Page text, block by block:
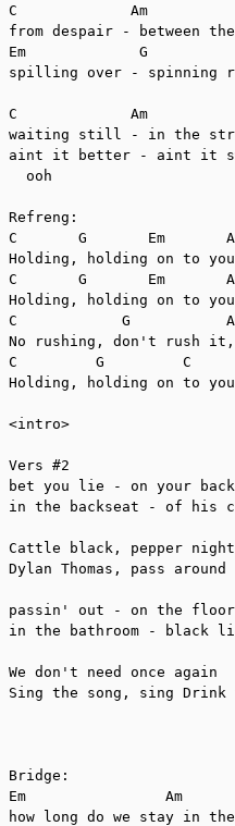
C             Am
from despair - between
Em             G
spilling over - spinning
C             Am
waiting still - in the
aint it better - aint it
  ooh
Refreng:
C       G       Em
Holding, holding on to
C       G       Em
Holding, holding on to
C            G
No rushing, don't rush it,
C         G         C
Holding, holding on to you
<intro>
Vers #2
bet you lie - on your back
in the backseat - of his
Cattle black, pepper night
Dylan Thomas, pass around
passin' out - on the floor
in the bathroom - black
We don't need once again
Sing the song, sing Drink
Bridge:
Em                Am
how long do we stay in